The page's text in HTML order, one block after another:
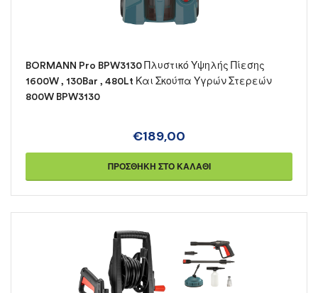
BORMANN Pro BPW3130 Πλυστικό Υψηλής Πίεσης
1600W , 130Bar , 480Lt Και Σκούπα Υγρών Στερεών
800W BPW3130
€189,00
ΠΡΟΣΘΉΚΗ ΣΤΟ ΚΑΛΆΘΙ